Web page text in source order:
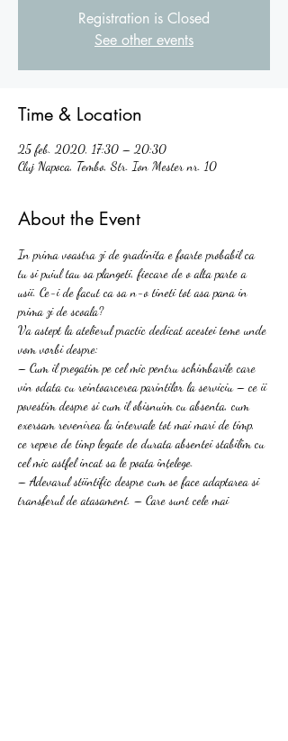
Registration is Closed
See other events
Time & Location
25 feb. 2020, 17:30 – 20:30
Cluj Napoca, Tembo, Str. Ion Mester nr. 10
About the Event
In prima voastra zi de gradinita e foarte probabil ca
tu si puiul tau sa plangeti, fiecare de o alta parte a
usii. Ce-i de facut ca sa n-o tineti tot asa pana in
prima zi de scoala?
Va astept la atelierul practic dedicat acestei teme unde
vom vorbi despre:
– Cum il pregatim pe cel mic pentru schimbarile care
vin odata cu reintoarcerea parintilor la serviciu – ce ii
povestim despre si cum il obisnuim cu absenta, cum
exersam revenirea la intervale tot mai mari de timp,
ce repere de timp legate de durata absentei stabilim cu
cel mic astfel incat sa le poata înțelege.
– Adevarul stiintific despre cum se face adaptarea si
transferul de atasament. – Care sunt cele mai